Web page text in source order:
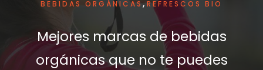
BEBIDAS ORGÁNICAS,REFRESCOS BIO
Mejores marcas de bebidas
orgánicas que no te puedes